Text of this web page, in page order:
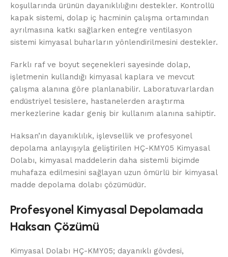
koşullarında ürünün dayanıklılığını destekler. Kontrollü
kapak sistemi, dolap iç hacminin çalışma ortamından
ayrılmasına katkı sağlarken entegre ventilasyon
sistemi kimyasal buharların yönlendirilmesini destekler.
Farklı raf ve boyut seçenekleri sayesinde dolap,
işletmenin kullandığı kimyasal kaplara ve mevcut
çalışma alanına göre planlanabilir. Laboratuvarlardan
endüstriyel tesislere, hastanelerden araştırma
merkezlerine kadar geniş bir kullanım alanına sahiptir.
Haksan’ın dayanıklılık, işlevsellik ve profesyonel
depolama anlayışıyla geliştirilen HÇ-KMY05 Kimyasal
Dolabı, kimyasal maddelerin daha sistemli biçimde
muhafaza edilmesini sağlayan uzun ömürlü bir kimyasal
madde depolama dolabı çözümüdür.
Profesyonel Kimyasal Depolamada
Haksan Çözümü
Kimyasal Dolabı HÇ-KMY05; dayanıklı gövdesi,